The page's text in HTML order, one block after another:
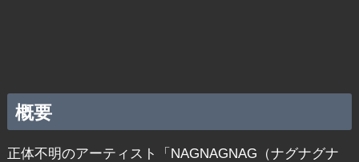
概要
正体不明のアーティスト「NAGNAGNAG（ナグナグナ